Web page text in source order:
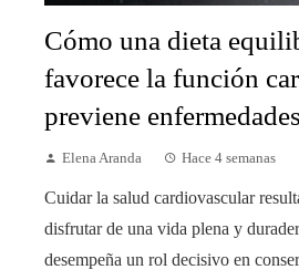
Cómo una dieta
favorece la función
previene enfermedades
Elena Aranda Hace 4 semanas
Cuidar la salud cardiovascular
disfrutar de una vida plena y
desempeña un rol decisivo en